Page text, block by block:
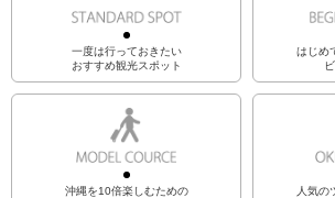
一度は行っておきたい
おすすめ観光スポット
はじめ
沖縄を10倍楽しむための
人気の